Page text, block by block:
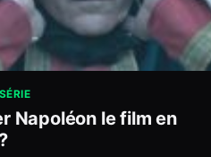
Napoléon le film en